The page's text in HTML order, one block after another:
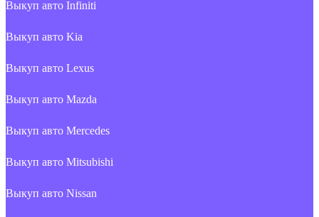
Выкуп авто Infiniti
Выкуп авто Kia
Выкуп авто Lexus
Выкуп авто Mazda
Выкуп авто Mercedes
Выкуп авто Mitsubishi
Выкуп авто Nissan